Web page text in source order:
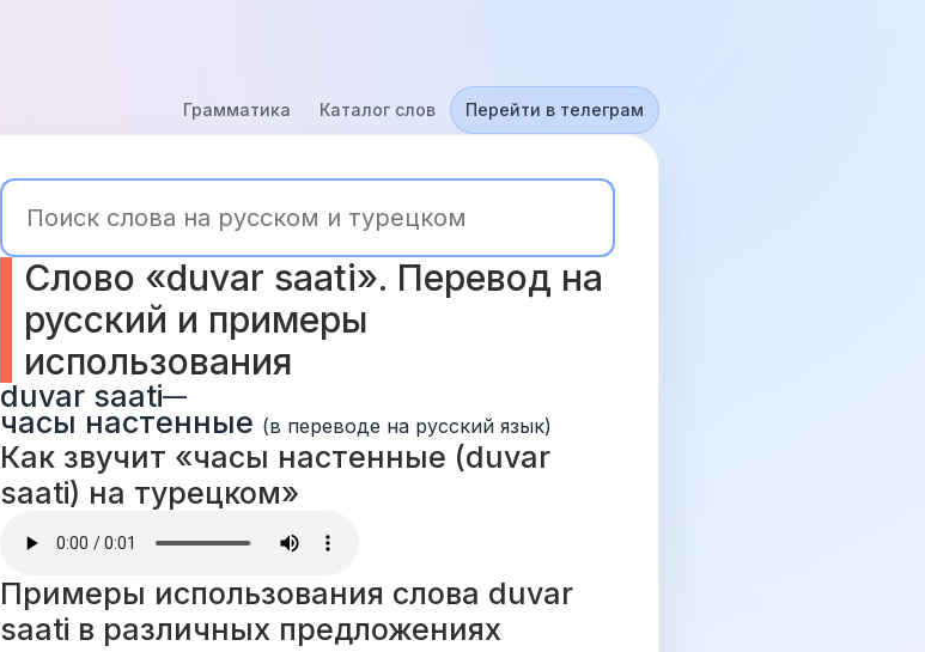
Грамматика Каталог слов Перейти в телеграм
Слово «duvar saati». Перевод на
русский и примеры
использования
duvar saati—
часы настенные (в переводе на русский язык)
Как звучит «часы настенные (duvar
saati) на турецком»
Примеры использования слова duvar
saati в различных предложениях